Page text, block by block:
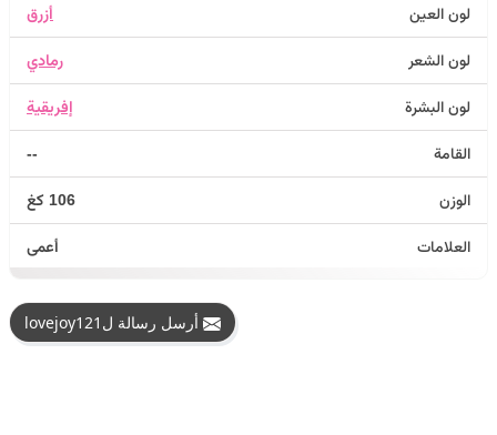
لون العين أزرق
لون الشعر رمادي
لون البشرة إفريقية
القامة --
الوزن 106 كغ
العلامات أعمى
أرسل رسالة لlovejoy121